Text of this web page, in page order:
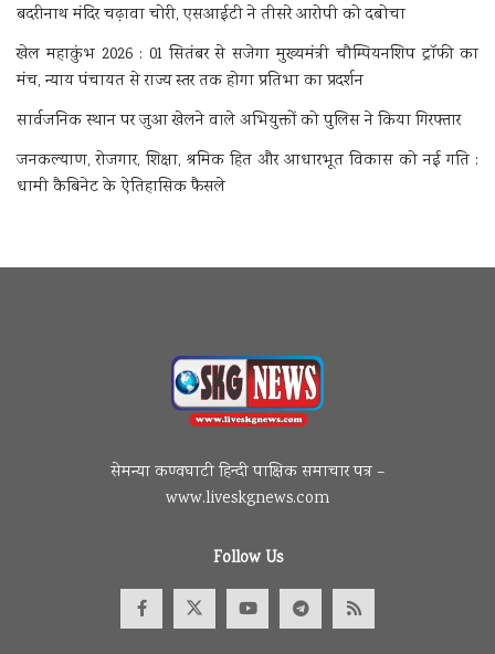
बदरीनाथ मंदिर चढ़ावा चोरी, एसआईटी ने तीसरे आरोपी को दबोचा
खेल महाकुंभ 2026 : 01 सितंबर से सजेगा मुख्यमंत्री चौम्पियनशिप ट्रॉफी का
मंच, न्याय पंचायत से राज्य स्तर तक होगा प्रतिभा का प्रदर्शन
सार्वजनिक स्थान पर जुआ खेलने वाले अभियुक्तों को पुलिस ने किया गिरफ्तार
जनकल्याण, रोजगार, शिक्षा, श्रमिक हित और आधारभूत विकास को नई गति :
धामी कैबिनेट के ऐतिहासिक फैसले
सेमन्या कण्वघाटी हिन्दी पाक्षिक समाचार पत्र –
www.liveskgnews.com
Follow Us